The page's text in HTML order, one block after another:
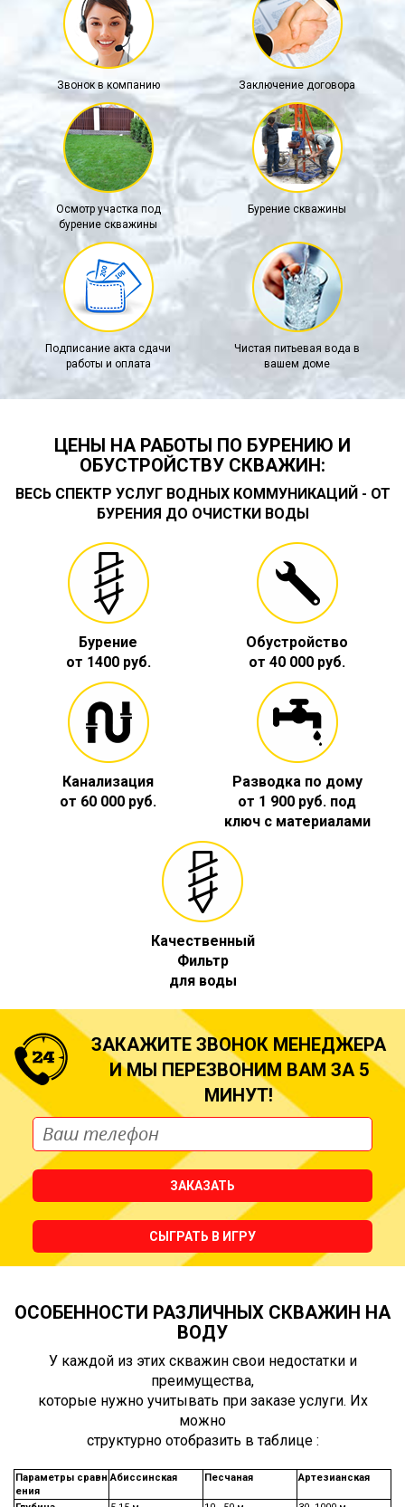
Звонок в компанию Заключение договора
Осмотр участка под
бурение скважины
Бурение скважины
Подписание акта сдачи
работы и оплата
Чистая питьевая вода в
вашем доме
ЦЕНЫ НА РАБОТЫ ПО БУРЕНИЮ И
ОБУСТРОЙСТВУ СКВАЖИН:
ВЕСЬ СПЕКТР УСЛУГ ВОДНЫХ КОММУНИКАЦИЙ - ОТ
БУРЕНИЯ ДО ОЧИСТКИ ВОДЫ
Бурение
от 1400 руб.
Обустройство
от 40 000 руб.
Канализация
от 60 000 руб.
Разводка по дому
от 1 900 руб. под
ключ с материалами
Качественный
Фильтр
для воды
ЗАКАЖИТЕ ЗВОНОК МЕНЕДЖЕРА
И МЫ ПЕРЕЗВОНИМ ВАМ ЗА 5
МИНУТ!
ЗАКАЗАТЬ
СЫГРАТЬ В ИГРУ
ОСОБЕННОСТИ РАЗЛИЧНЫХ СКВАЖИН НА
ВОДУ
У каждой из этих скважин свои недостатки и
преимущества,
которые нужно учитывать при заказе услуги. Их
можно
структурно отобразить в таблице :
Параметры сравн
ения
Абиссинская Песчаная Артезианская